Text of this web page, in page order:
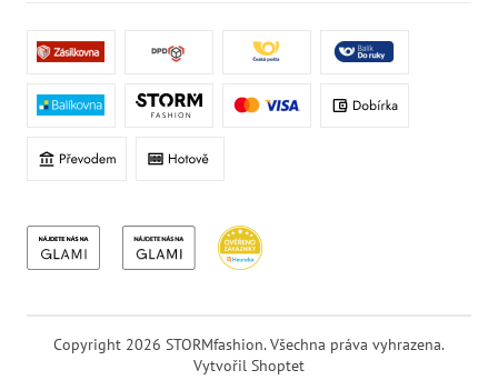
Vytvořil Shoptet
Copyright 2026 STORMfashion. Všechna práva vyhrazena.